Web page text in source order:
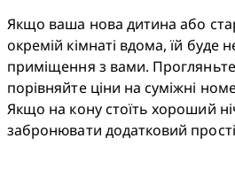
Якщо ваша нова дитина або
окремій кімнаті вдома, їй буде
приміщення з вами. Прогляньте
порівняйте ціни на суміжні
Якщо на кону стоїть хороший
забронювати додатковий